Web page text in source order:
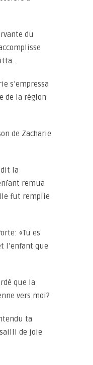
du
s’empressa
de la région
de Zacharie
la
remua
fut remplie
«Tu es
l’enfant que
que la
vers moi?
ta
de joie